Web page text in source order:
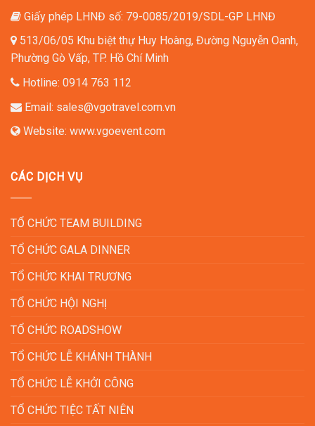
Giấy phép LHNĐ số: 79-0085/2019/SDL-GP LHNĐ
513/06/05 Khu biệt thự Huy Hoàng, Đường Nguyễn Oanh,
Phường Gò Vấp, TP. Hồ Chí Minh
Hotline: 0914 763 112
Email: sales@vgotravel.com.vn
Website: www.vgoevent.com
CÁC DỊCH VỤ
TỔ CHỨC TEAM BUILDING
TỔ CHỨC GALA DINNER
TỔ CHỨC KHAI TRƯƠNG
TỔ CHỨC HỘI NGHỊ
TỔ CHỨC ROADSHOW
TỔ CHỨC LỄ KHÁNH THÀNH
TỔ CHỨC LỄ KHỞI CÔNG
TỔ CHỨC TIỆC TẤT NIÊN